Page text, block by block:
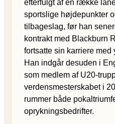
efterfulgt af en række
sportslige højdepunkter
tilbageslag, før han
kontrakt med Blackburn
fortsatte sin karriere med
Han indgår desuden i
som medlem af U20-
verdensmesterskabet i
rummer både
oprykningsbedrifter.